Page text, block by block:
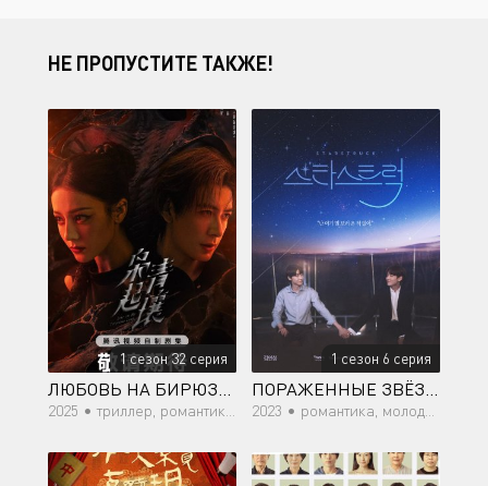
НЕ ПРОПУСТИТЕ ТАКЖЕ!
1 сезон 32 серия
ЛЮБОВЬ НА БИРЮЗОВОЙ ЗЕМЛЕ
2025 •триллер, романтика, фэнтези, сверхъестественное
1 сезон 6 серия
ПОРАЖЕННЫЕ ЗВЁЗДАМИ
2023 • романтика, молодость